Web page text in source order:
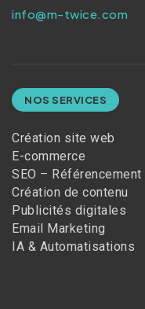
info@m-twice.com
NOS SERVICES
Création site web
E-commerce
SEO – Référencement
Création de contenu
Publicités digitales
Email Marketing
IA & Automatisations